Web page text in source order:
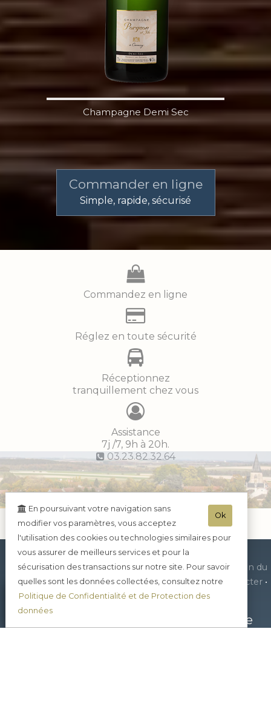
Champagne Demi Sec
Commander en ligne
Simple, rapide, sécurisé
Commandez en ligne
Réglez en toute sécurité
Réceptionnez
tranquillement chez vous
Assistance
7j /7, 9h à 20h.
03.23.82.32.64
•Actualités•Nous contacter•Mentions légales•
Plan du
site•Nous rendre visite•C.G.V.• Le blog•Se connecter •
Tarifs expedition• Protection des données
38, rue
Ok
En poursuivant votre navigation sans
modifier vos paramètres, vous acceptez
l'utilisation des cookies ou technologies similaires pour
vous assurer de meilleurs services et pour la
sécurisation des transactions sur notre site. Pour savoir
quelles sont les données collectées, consultez notre
Politique de Confidentialité et de Protection des
données